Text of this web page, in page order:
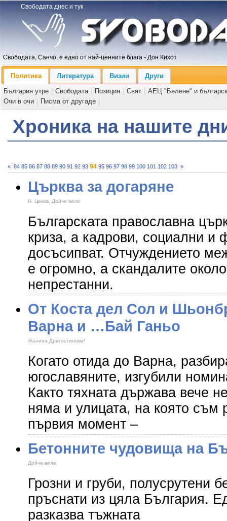
Свободата днес и тук
Свободата, Санчо, е едно от най-ценните блага - Дон Кихот
Политика Литература Визии
Други
България утре
Свободата Позиция Свят
АЕЦ "Белене" и
Очи в очи
Писма от другаде
Хроника на нашите
« 84 85 86 87 88 89 90 91 92 93 94 95 96 97 98 99 100 101 102 103 »
Църква за догаряне
Н. Цеков, Дойче веле
Българската православна
криза, а кадрови, социални и
досъсипват. Отчуждението
е огромно, а скандалите
непрестанни.
От Коста дел Сол и
Варна и …Бай Ганьо
Жанина Драгостинова*
Когато отида до Варна,
югославяните, изгубили
Както тяхната държава вече
няма и улицата, на която съм
първия момент –
Бетонните чудовища на
Дойче веле
Грозни и груби, полусрутени
пръснати из цяла България.
разказва тъжната